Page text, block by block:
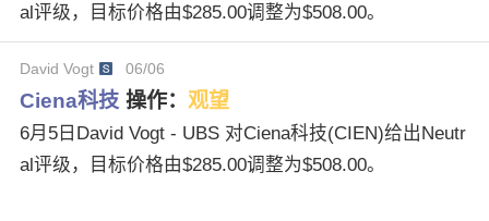
al评级，目标价格由$285.00调整为$508.00。
David Vogt 06/06
Ciena科技 操作： 观望
6月5日David Vogt - UBS 对Ciena科技(CIEN)给出Neutr
al评级，目标价格由$285.00调整为$508.00。